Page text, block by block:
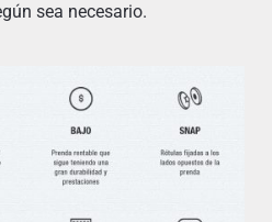
sea necesario.